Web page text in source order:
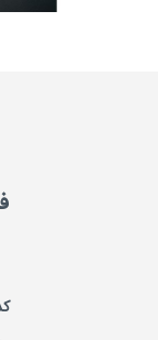
کد